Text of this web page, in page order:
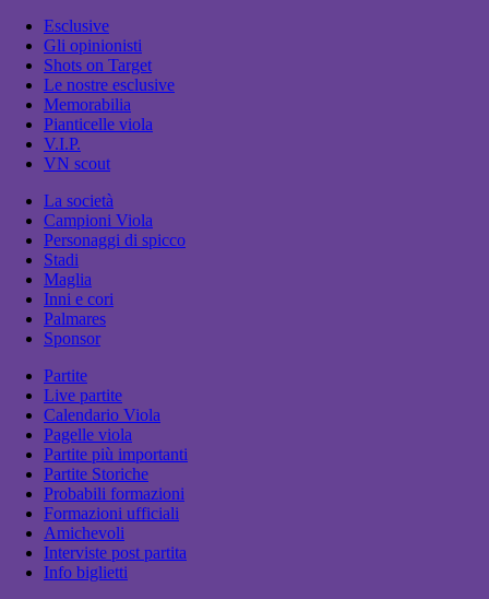
Esclusive
Gli opinionisti
Shots on Target
Le nostre esclusive
Memorabilia
Pianticelle viola
V.I.P.
VN scout
La società
Campioni Viola
Personaggi di spicco
Stadi
Maglia
Inni e cori
Palmares
Sponsor
Partite
Live partite
Calendario Viola
Pagelle viola
Partite più importanti
Partite Storiche
Probabili formazioni
Formazioni ufficiali
Amichevoli
Interviste post partita
Info biglietti